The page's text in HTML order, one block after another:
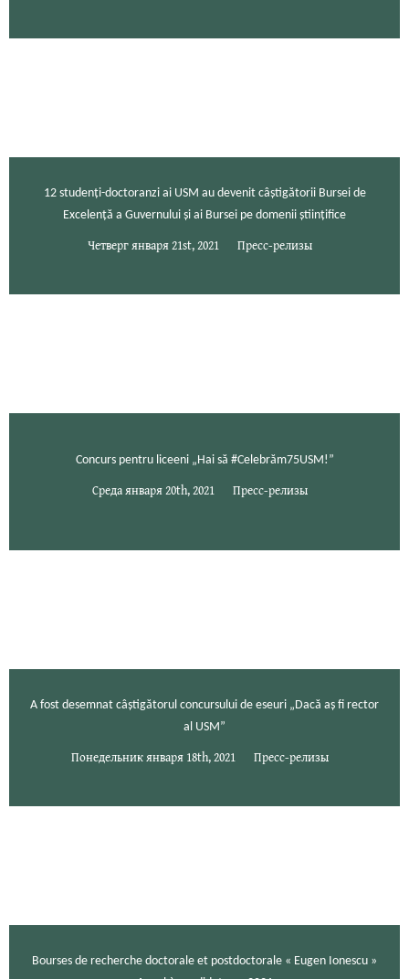
12 studenți-doctoranzi ai USM au devenit câștigătorii Bursei de
Excelență a Guvernului și ai Bursei pe domenii științifice
Четверг января 21st, 2021 Пресс-релизы
Concurs pentru liceeni „Hai să #Celebrăm75USM!”
Среда января 20th, 2021 Пресс-релизы
A fost desemnat câștigătorul concursului de eseuri „Dacă aș fi rector
al USM”
Понедельник января 18th, 2021 Пресс-релизы
Bourses de recherche doctorale et postdoctorale « Eugen Ionescu »